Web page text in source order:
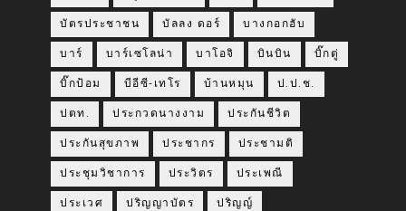
บัตรประชาชน บัลลง ดอร์ บางกอกฮับ
บาร์ บาร์เซโลน่า บาโอจิ บินบิน บิ๊กตู่
บิ๊กป้อม บีอีซี-เทโร บ้านหมุน ป.ป.ช.
ปตท. ประกวดนางงาม ประกันชีวิต
ประกันสุขภาพ ประชากร ประชามติ
ประชุมวิชาการ ประวิตร ประเพณี
ประเวศ ปริญญาบัตร ปริญญ์